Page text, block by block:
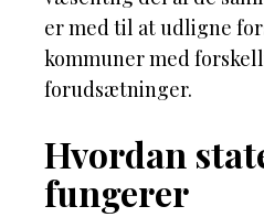
er med til at udligne
kommuner med
forudsætninger.
Hvordan
fungerer